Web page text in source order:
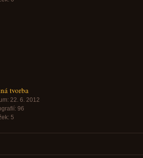
tvorba
22. 6. 2012
96
5